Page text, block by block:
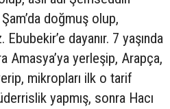
doğmuş olup,
dayanır. 7 yaşında
Amasya’ya yerleşip, Arapça,
mikropları ilk o tarif
yapmış, sonra Hacı